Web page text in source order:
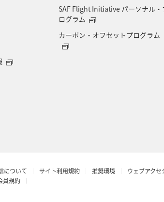
SAF Flight Initiative パーソナル・
ログラム
カーボン・オフセットプログラム
について サイト利用規約 推奨環境 ウェブアクセ
員規約